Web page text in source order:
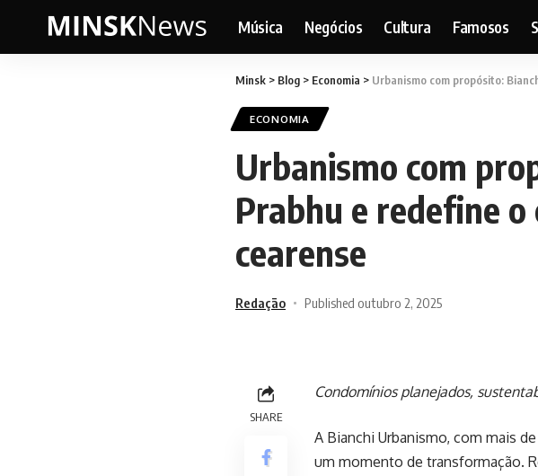
Música Negócios Cultura Famosos
Minsk > Blog > Economia > Urbanismo com propósito:
ECONOMIA
Urbanismo com
Prabhu e redefine
cearense
Redação Published outubro 2, 2025
SHARE
Condomínios planejados,
A Bianchi Urbanismo, com mais
um momento de transformação.